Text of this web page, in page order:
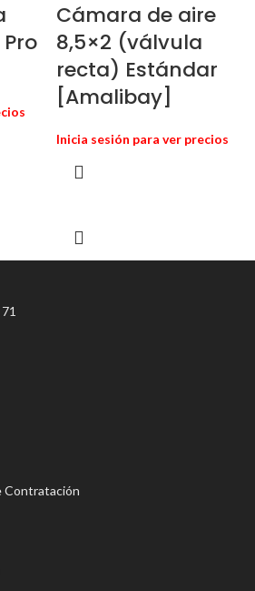
Cámara de aire
8,5×2 (válvula
recta) Estándar
[Amalibay]
Inicia sesión para ver precios
Contratación